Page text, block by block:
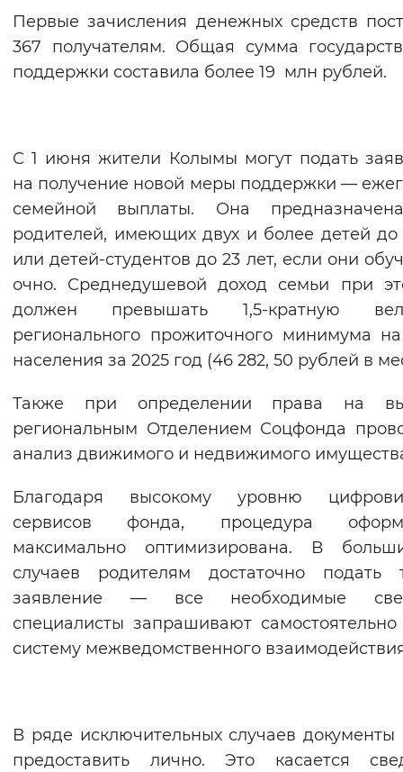
Нормальный Увеличенный
Цвет сайта
Изображения
Включены Выключены
Звуковой ассистент
Воспроизвести Остановить
Первые зачисления денежных средств
367 получателям. Общая сумма
поддержки составила более 19 млн рублей.
С 1 июня жители Колымы могут подать
на получение новой меры поддержки —
семейной выплаты. Она
родителей, имеющих двух и более детей до
или детей-студентов до 23 лет, если они
очно. Среднедушевой доход семьи при
должен превышать 1,5-кратную
регионального прожиточного минимума
населения за 2025 год (46 282, 50 рублей в
Также при определении права на
региональным Отделением Соцфонда
анализ движимого и недвижимого
Благодаря высокому уровню
сервисов фонда, процедура
максимально оптимизирована. В
случаев родителям достаточно подать
заявление — все необходимые
специалисты запрашивают самостоятельно
систему межведомственного
В ряде исключительных случаев документы
предоставить лично. Это касается